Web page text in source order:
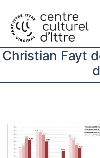
Christian Fayt